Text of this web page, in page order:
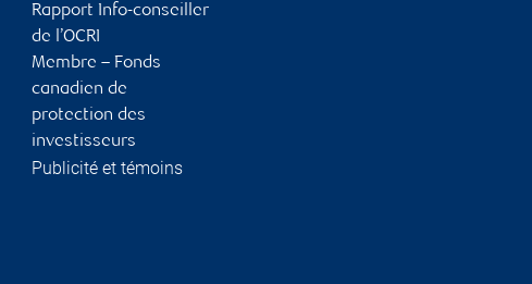
Rapport Info-conseiller
de l’OCRI
Membre – Fonds
canadien de
protection des
investisseurs
Publicité et témoins